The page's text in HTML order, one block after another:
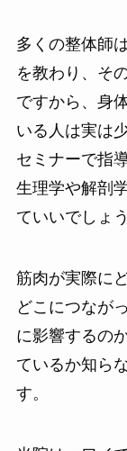
多くの整体師
を教わり、そ
ですから、身
いる人は実は
セミナーで指
生理学や解剖
ていいでしょう
筋肉が実際に
どこにつなが
に影響するの
ているか知ら
す。